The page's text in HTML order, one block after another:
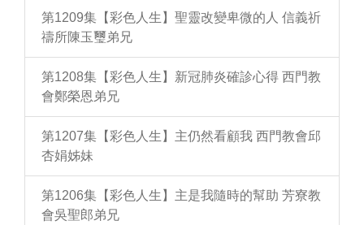
第1209集【彩色人生】聖靈改變卑微的人 信義祈
禱所陳玉璽弟兄
第1208集【彩色人生】新冠肺炎確診心得 西門教
會鄭榮恩弟兄
第1207集【彩色人生】主仍然看顧我 西門教會邱
杏娟姊妹
第1206集【彩色人生】主是我隨時的幫助 芳寮教
會吳聖郎弟兄